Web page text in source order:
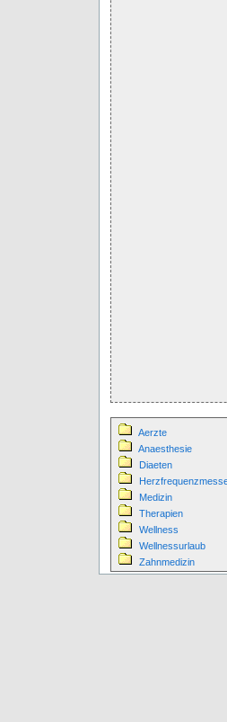
Aerzte
Anaesthesie
Diaeten
Medizin
Therapien
Wellness
Wellnessurlaub
Zahnmedizin